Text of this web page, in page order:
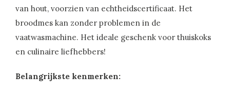
van hout, voorzien van echtheidscertificaat. Het
broodmes kan zonder problemen in de
vaatwasmachine. Het ideale geschenk voor thuiskoks
en culinaire liefhebbers!
Belangrijkste kenmerken: